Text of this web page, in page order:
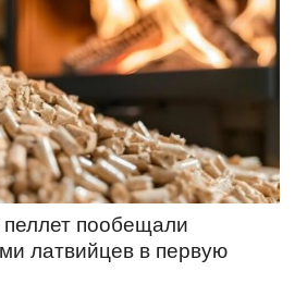
пообещали
латвийцев в первую